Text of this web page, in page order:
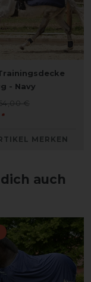
- Navy
€
MERKEN
auch